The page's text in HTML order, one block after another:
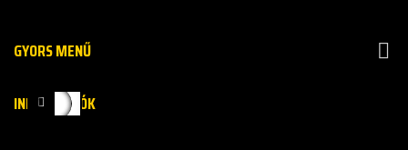
GYORS MENŰ 
INFORMÁCIÓK